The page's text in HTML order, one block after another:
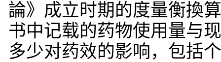
論》成立时期的度量衡換
书中记载的药物使用量与
多少对药效的影响，包括